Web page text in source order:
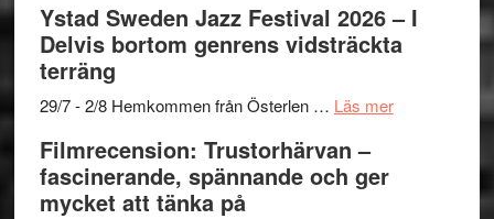
med
Fox
och
Scully
stipendium
Det
grönaste
–
och
Ystad Sweden Jazz Festival 2026 – I
Delvis bortom genrens vidsträckta
terräng
29/7 - 2/8 Hemkommen från Österlen … Läs merom
Filmrecension: Trustorhärvan –
fascinerande, spännande och ger
mycket att tänka på